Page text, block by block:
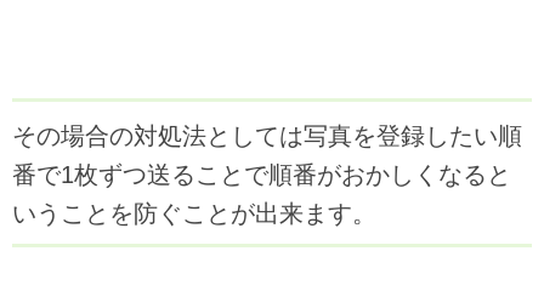
その場合の対処法としては写真を登録したい順
番で1枚ずつ送ることで順番がおかしくなると
いうことを防ぐことが出来ます。